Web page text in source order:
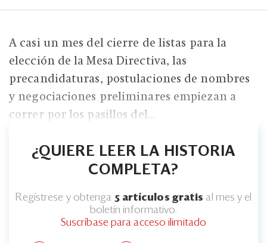
A casi un mes del cierre de listas para la
elección de la Mesa Directiva, las
precandidaturas, postulaciones de nombres
y negociaciones preliminares empiezan a
correr por los pasillos del...
¿QUIERE LEER LA HISTORIA
COMPLETA?
Regístrese y obtenga 5 artículos gratis al mes y el
boletín informativo.
Suscríbase para acceso ilimitado